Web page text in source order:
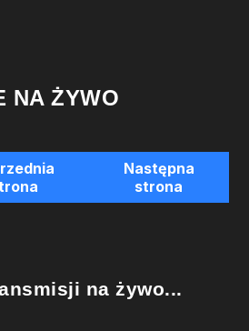
NA ŻYWO
Następna
strona
na żywo...